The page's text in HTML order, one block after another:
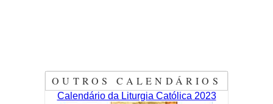
OUTROS CALENDÁRIOS
Calendário da Liturgia Católica 2023